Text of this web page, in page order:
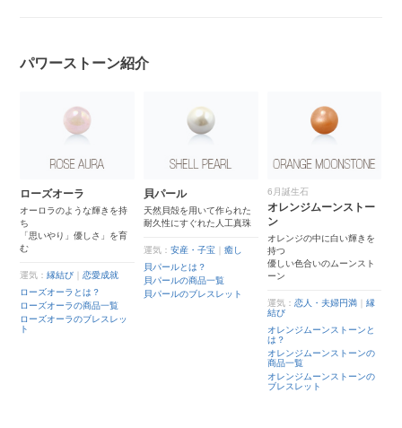
パワーストーン紹介
ローズオーラ
オーロラのような輝きを持
ち
「思いやり」優しさ」を育
む
運気：縁結び ｜恋愛成就
ローズオーラとは？
ローズオーラの商品一覧
ローズオーラのブレスレッ
ト
貝パール
天然貝殻を用いて作られた
耐久性にすぐれた人工真珠
運気： 安産・子宝
癒し
貝パールとは？
貝パールの商品一覧
貝パールのブレスレット
6月誕生石
オレンジムーンストー
ン
オレンジの中に白い輝きを
持つ
優しい色合いのムーンスト
ーン
運気： 恋人・夫婦円満｜ 縁
結び
オレンジムーンストーンと
は？
オレンジムーンストーンの
商品一覧
オレンジムーンストーンの
ブレスレット